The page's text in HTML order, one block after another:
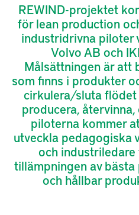
REWIND-projektet
för lean production
industridrivna piloter
Volvo AB och
Målsättningen är att
som finns i produkter
cirkulera/sluta flödet
producera,
piloterna kommer
utveckla pedagogiska
och
tillämpningen av
och hållbar